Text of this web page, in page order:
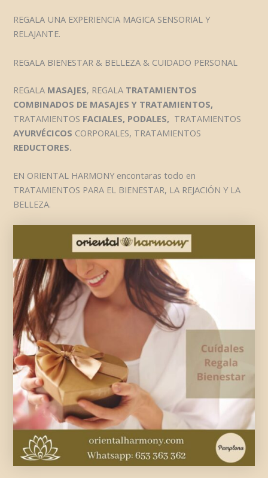
REGALA UNA EXPERIENCIA MAGICA SENSORIAL Y
RELAJANTE.
REGALA BIENESTAR & BELLEZA & CUIDADO PERSONAL
REGALA MASAJES, REGALA TRATAMIENTOS
COMBINADOS DE MASAJES Y TRATAMIENTOS,
TRATAMIENTOS FACIALES, PODALES, TRATAMIENTOS
AYURVÉCICOS CORPORALES, TRATAMIENTOS
REDUCTORES.
EN ORIENTAL HARMONY encontaras todo en
TRATAMIENTOS PARA EL BIENESTAR, LA REJACIÓN Y LA
BELLEZA.